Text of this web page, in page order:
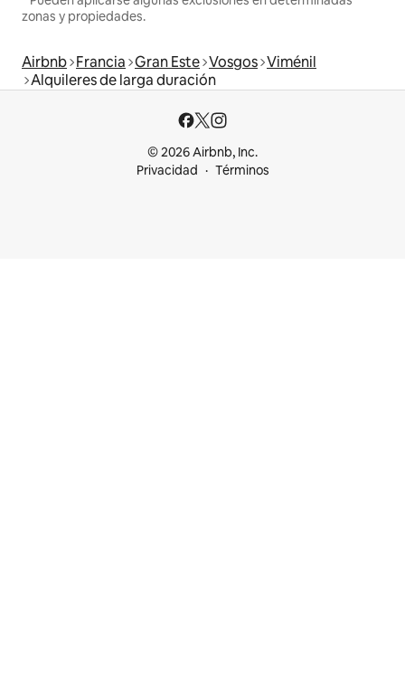
zonas y propiedades.
Airbnb Francia Gran Este Vosgos Viménil
Alquileres de larga duración
© 2026 Airbnb, Inc.
Privacidad
Términos